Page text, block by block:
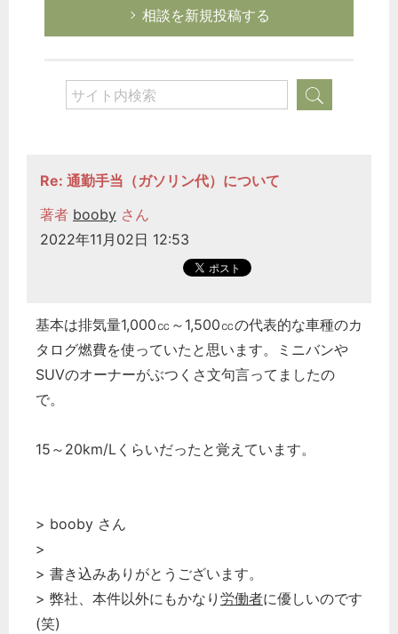
相談を新規投稿する
Re: 通勤手当（ガソリン代）について
著者 booby さん
2022年11月02日 12:53
基本は排気量1,000㏄～1,500㏄の代表的な車種のカ
タログ燃費を使っていたと思います。ミニバンや
SUVのオーナーがぶつくさ文句言ってましたの
で。
15～20km/Lくらいだったと覚えています。
> booby さん
>
> 書き込みありがとうございます。
> 弊社、本件以外にもかなり 労働者に優しいのです
(笑)